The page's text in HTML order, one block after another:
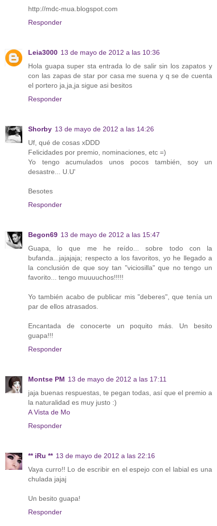
http://mdc-mua.blogspot.com
Responder
Leia3000 13 de mayo de 2012 a las 10:36
Hola guapa super sta entrada lo de salir sin los zapatos y
con las zapas de star por casa me suena y q se de cuenta
el portero ja,ja,ja sigue asi besitos
Responder
Shorby 13 de mayo de 2012 a las 14:26
Uf, qué de cosas xDDD
Felicidades por premio, nominaciones, etc =)
Yo tengo acumulados unos pocos también, soy un
desastre... U.U'
Besotes
Responder
Begon69 13 de mayo de 2012 a las 15:47
Guapa, lo que me he reído... sobre todo con la
bufanda...jajajaja; respecto a los favoritos, yo he llegado a
la conclusión de que soy tan "viciosilla" que no tengo un
favorito... tengo muuuuchos!!!!!
Yo también acabo de publicar mis "deberes", que tenía un
par de ellos atrasados.
Encantada de conocerte un poquito más. Un besito
guapa!!!
Responder
Montse PM 13 de mayo de 2012 a las 17:11
jaja buenas respuestas, te pegan todas, así que el premio a
la naturalidad es muy justo :)
A Vista de Mo
Responder
** iRu ** 13 de mayo de 2012 a las 22:16
Vaya curro!! Lo de escribir en el espejo con el labial es una
chulada jajaj
Un besito guapa!
Responder